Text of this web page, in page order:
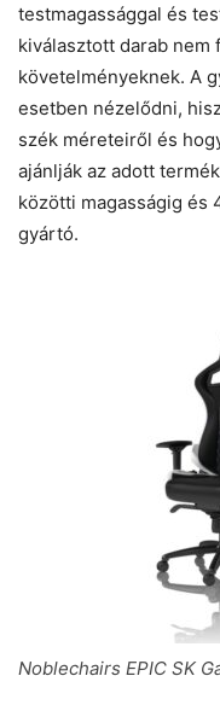
testmagassággal és
kiválasztott darab nem
követelményeknek. A
esetben nézelődni,
szék méreteiről és
ajánlják az adott
közötti magasságig és
gyártó.
Noblechairs EPIC SK